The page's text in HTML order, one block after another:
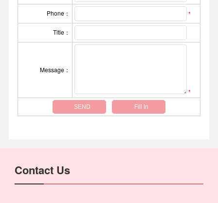
Phone： *
Title：
Message：
*
Contact Us